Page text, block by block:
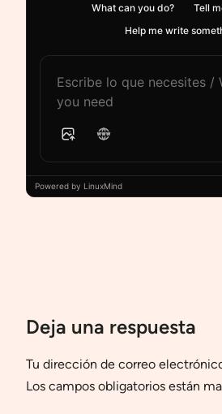
What can you do?
Tell
Help me write
Powered by LinuxMind
Deja una respuesta
Tu dirección de correo
Los campos obligatorios están